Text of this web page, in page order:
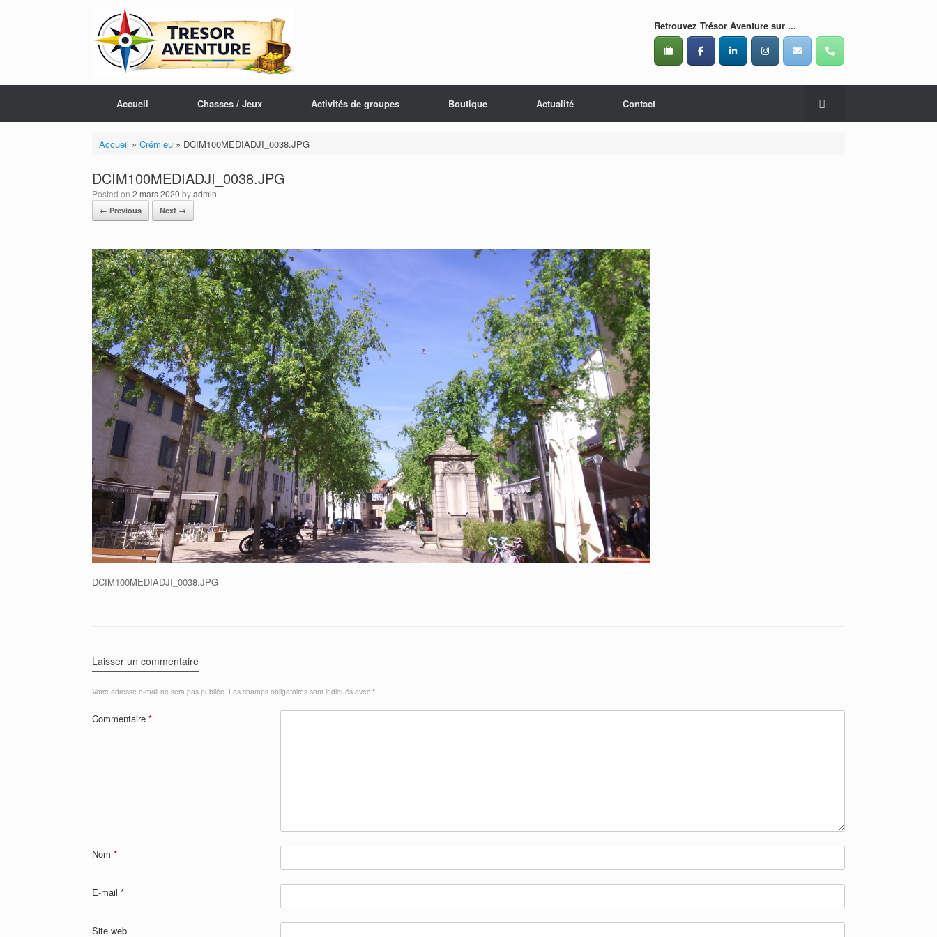
Retrouvez Trésor Aventure sur ...
Accueil Chasses / Jeux Activités de groupes Boutique Actualité Contact
Accueil » Crémieu» DCIM100MEDIADJI_0038.JPG
DCIM100MEDIADJI_0038.JPG
Posted on 2 mars 2020 byadmin
← Previous Next →
DCIM100MEDIADJI_0038.JPG
Laisser un commentaire
Votre adresse e-mail ne sera pas publiée. Les champs obligatoires sont indiqués avec *
Commentaire *
Nom *
E-mail *
Site web